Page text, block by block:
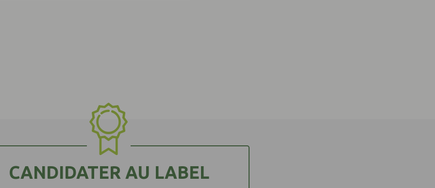
CANDIDATER AU LABEL